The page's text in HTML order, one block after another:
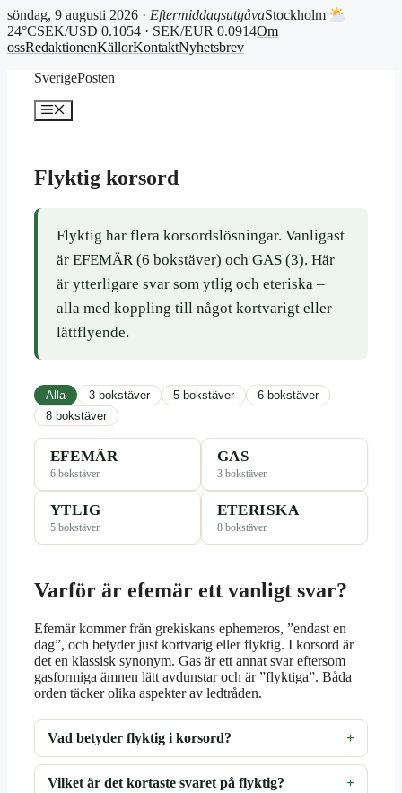
söndag, 9 augusti 2026 · EftermiddagsutgåvaStockholm
24°CSEK/USD 0.1054 · SEK/EUR 0.0914Om
ossRedaktionenKällorKontaktNyhetsbrev
SverigePosten
Meny
Flyktig korsord
Flyktig har flera korsordslösningar. Vanligast
är EFEMÄR (6 bokstäver) och GAS (3). Här
är ytterligare svar som ytlig och eteriska –
alla med koppling till något kortvarigt eller
lättflyende.
Alla 3 bokstäver 5 bokstäver
6 bokstäver
8 bokstäver
EFEMÄR
6 bokstäver
GAS
3 bokstäver
YTLIG
5 bokstäver
ETERISKA
8 bokstäver
Varför är efemär ett vanligt svar?
Efemär kommer från grekiskans ephemeros, ”endast en
dag”, och betyder just kortvarig eller flyktig. I korsord är
det en klassisk synonym. Gas är ett annat svar eftersom
gasformiga ämnen lätt avdunstar och är ”flyktiga”. Båda
orden täcker olika aspekter av ledtråden.
Vad betyder flyktig i korsord?
Vilket är det kortaste svaret på flyktig?